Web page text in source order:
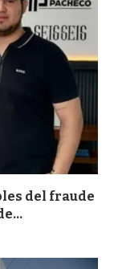
del fraude